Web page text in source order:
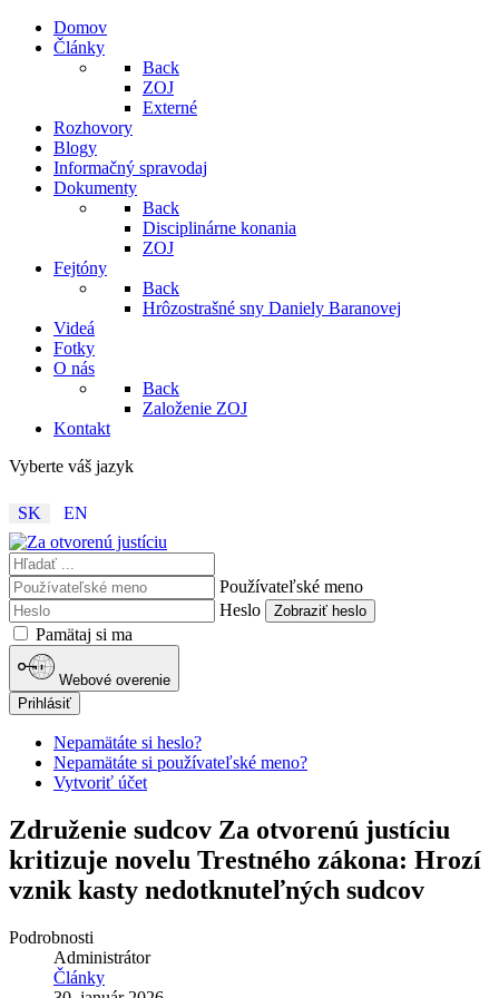
Domov
Články
Back
ZOJ
Externé
Rozhovory
Blogy
Informačný spravodaj
Dokumenty
Back
Disciplinárne konania
ZOJ
Fejtóny
Back
Hrôzostrašné sny Daniely Baranovej
Videá
Fotky
O nás
Back
Založenie ZOJ
Kontakt
Vyberte váš jazyk
SK EN
Používateľské meno
Heslo
Zobraziť heslo
Pamätaj si ma
Webové overenie
Prihlásiť
Nepamätáte si heslo?
Nepamätáte si používateľské meno?
Vytvoriť účet
Združenie sudcov Za otvorenú justíciu
kritizuje novelu Trestného zákona: Hrozí
vznik kasty nedotknuteľných sudcov
Podrobnosti
Administrátor
Články